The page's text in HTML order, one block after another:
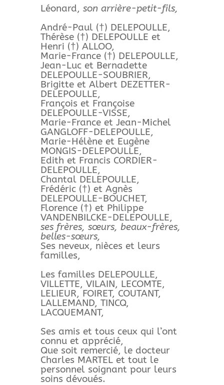
Léonard, son arrière-petit-fils,
André-Paul (†) DELEPOULLE,
Thérèse (†) DELEPOULLE et
Henri (†) ALLOO,
Marie-France (†) DELEPOULLE,
Jean-Luc et Bernadette
DELEPOULLE-SOUBRIER,
Brigitte et Albert DEZETTER-
DELEPOULLE,
François et Françoise
DELEPOULLE-VISSE,
Marie-France et Jean-Michel
GANGLOFF-DELEPOULLE,
Marie-Hélène et Eugène
MONGIS-DELEPOULLE,
Edith et Francis CORDIER-
DELEPOULLE,
Chantal DELEPOULLE,
Frédéric (†) et Agnès
DELEPOULLE-BOUCHET,
Florence (†) et Philippe
VANDENBILCKE-DELEPOULLE,
ses frères, sœurs, beaux-frères,
belles-sœurs,
Ses neveux, nièces et leurs
familles,
Les familles DELEPOULLE,
VILLETTE, VILAIN, LECOMTE,
LELIEUR, FOIRET, COUTANT,
LALLEMAND, TINCQ,
LACQUEMANT,
Ses amis et tous ceux qui l’ont
connu et apprécié,
Que soit remercié, le docteur
Charles MARTEL et tout le
personnel soignant pour leurs
soins dévoués.